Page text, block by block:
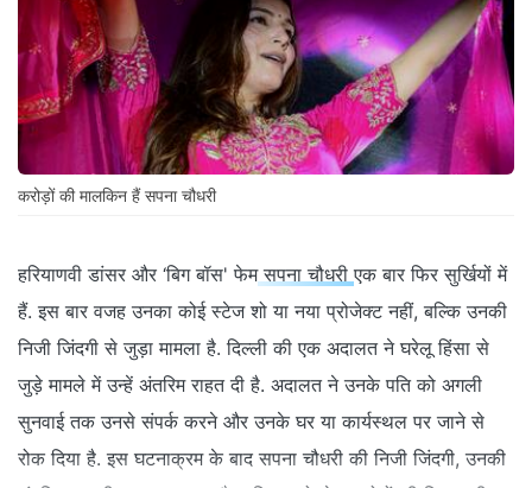
करोड़ों की मालकिन हैं सपना चौधरी
हरियाणवी डांसर और ‘बिग बॉस' फेमसपना चौधरीएक बार फिर सुर्खियों में
हैं. इस बार वजह उनका कोई स्टेज शो या नया प्रोजेक्ट नहीं, बल्कि उनकी
निजी जिंदगी से जुड़ा मामला है. दिल्ली की एक अदालत ने घरेलू हिंसा से
जुड़े मामले में उन्हें अंतरिम राहत दी है. अदालत ने उनके पति को अगली
सुनवाई तक उनसे संपर्क करने और उनके घर या कार्यस्थल पर जाने से
रोक दिया है. इस घटनाक्रम के बाद सपना चौधरी की निजी जिंदगी, उनकी